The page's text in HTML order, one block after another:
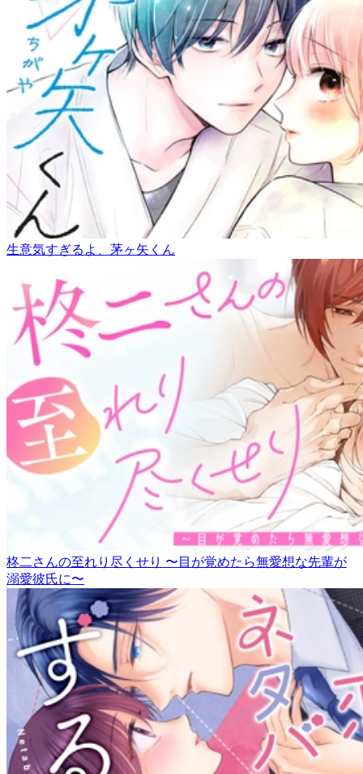
生意気すぎるよ、茅ヶ矢くん
柊二さんの至れり尽くせり 〜目が覚めたら無愛想な先輩が
溺愛彼氏に〜